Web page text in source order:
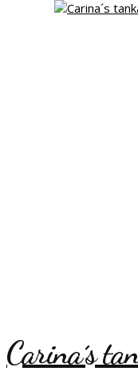
Carina´s